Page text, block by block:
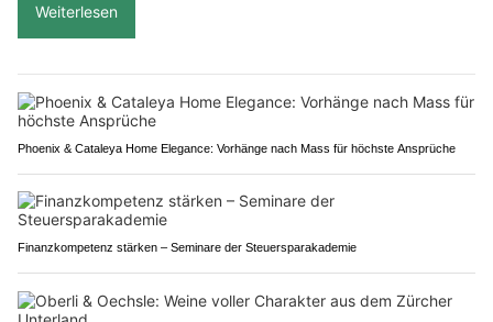
Weiterlesen
Phoenix & Cataleya Home Elegance: Vorhänge nach Mass für höchste Ansprüche
Finanzkompetenz stärken – Seminare der Steuersparakademie